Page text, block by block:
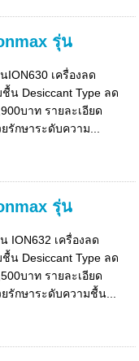
รุ่น
ION630 เครื่องลด
น Desiccant Type ลด
บาท รายละเอียด
รักษาระดับความ...
รุ่น
ION632 เครื่องลด
น Desiccant Type ลด
บาท รายละเอียด
รักษาระดับความชื้น...